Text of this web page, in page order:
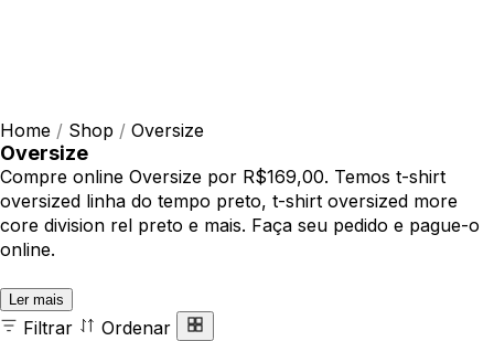
Home / Shop / Oversize
Oversize
Compre online Oversize por R$169,00. Temos t-shirt
oversized linha do tempo preto, t-shirt oversized more
core division rel preto e mais. Faça seu pedido e pague-o
online.
Ler mais
Filtrar
Ordenar